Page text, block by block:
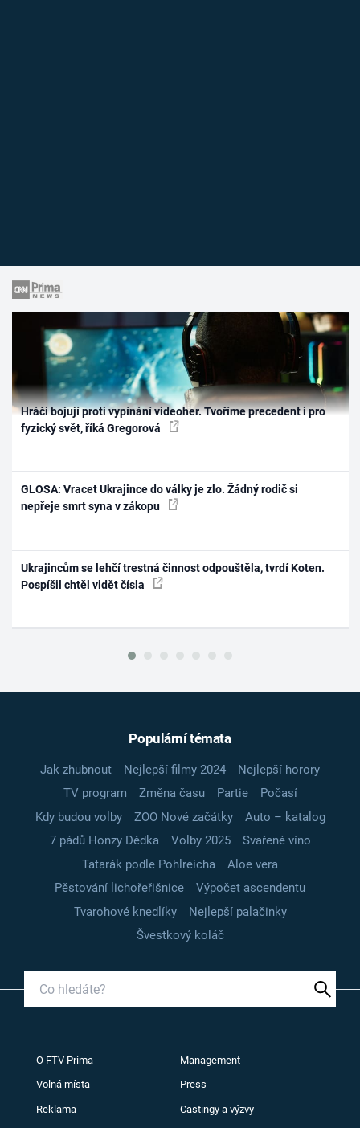
Hráči bojují proti vypínání videoher. Tvoříme precedent i pro
fyzický svět, říká Gregorová
GLOSA: Vracet Ukrajince do války je zlo. Žádný rodič si
nepřeje smrt syna v zákopu
Ukrajincům se lehčí trestná činnost odpouštěla, tvrdí Koten.
Pospíšil chtěl vidět čísla
Populární témata
Jak zhubnout Nejlepší filmy 2024
Nejlepší horory
TV program
Změna času Partie
Počasí
Kdy budou volby
ZOO Nové začátky
Auto – katalog
7 pádů Honzy Dědka
Volby 2025
Svařené víno
Tatarák podle Pohlreicha
Aloe vera
Pěstování lichořeřišnice
Výpočet ascendentu
Tvarohové knedlíky
Nejlepší palačinky
Švestkový koláč
O FTV Prima Management
Volná místa Press
Reklama Castingy a výzvy